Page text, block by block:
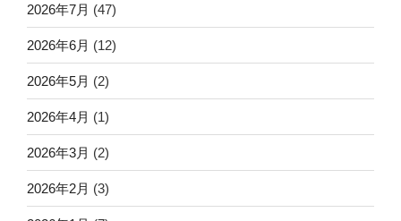
2026年7月 (47)
2026年6月 (12)
2026年5月 (2)
2026年4月 (1)
2026年3月 (2)
2026年2月 (3)